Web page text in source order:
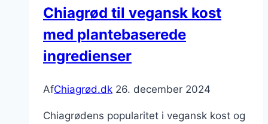
Chiagrød til vegansk kost
med plantebaserede
ingredienser
AfChiagrød.dk 26. december 2024
Chiagrødens popularitet i vegansk kost og